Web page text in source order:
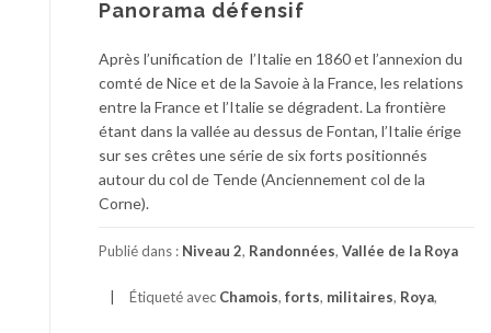
Panorama défensif
Après l’unification de l’Italie en 1860 et l’annexion du
comté de Nice et de la Savoie à la France, les relations
entre la France et l’Italie se dégradent. La frontière
étant dans la vallée au dessus de Fontan, l’Italie érige
sur ses crêtes une série de six forts positionnés
autour du col de Tende (Anciennement col de la
Corne).
Publié dans : Niveau 2, Randonnées, Vallée de la Roya
Étiqueté avec Chamois, forts, militaires, Roya,